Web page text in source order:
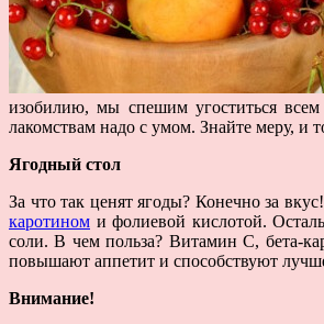
изобилию, мы спешим угоститься
лакомствам надо с умом. Знайте меру, и
Ягодный стол
За что так ценят ягоды? Конечно за
каротином и фолиевой кислотой.
соли. В чем польза? Витамин С, бета-
повышают аппетит и способствуют
Внимание!